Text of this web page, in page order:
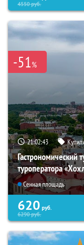
4550руб.
-51%
21:02:42
Гастрономический
туроператора
Сенная площадь
620 руб.
6290руб.